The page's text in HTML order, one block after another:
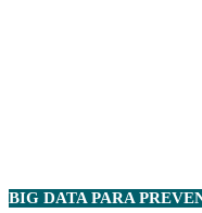
BIG DATA PARA